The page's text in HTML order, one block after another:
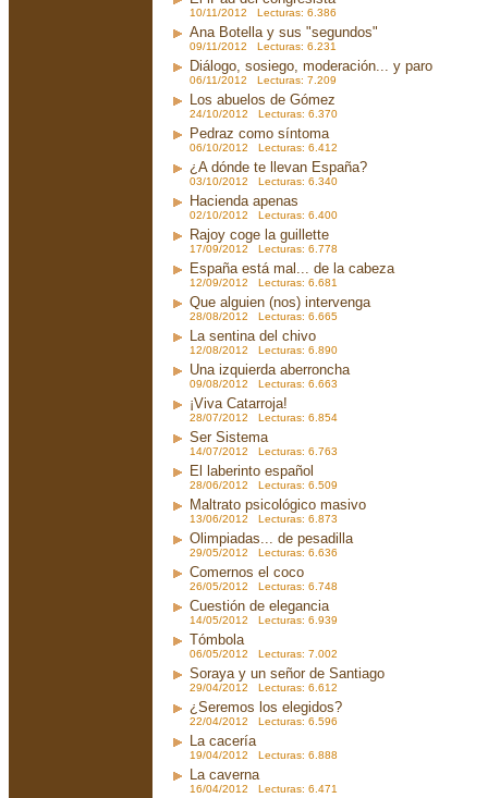
10/11/2012 Lecturas: 6.386
Ana Botella y sus "segundos"
09/11/2012 Lecturas: 6.231
Diálogo, sosiego, moderación... y paro
06/11/2012 Lecturas: 7.209
Los abuelos de Gómez
24/10/2012 Lecturas: 6.370
Pedraz como síntoma
06/10/2012 Lecturas: 6.412
¿A dónde te llevan España?
03/10/2012 Lecturas: 6.340
Hacienda apenas
02/10/2012 Lecturas: 6.400
Rajoy coge la guillette
17/09/2012 Lecturas: 6.778
España está mal... de la cabeza
12/09/2012 Lecturas: 6.681
Que alguien (nos) intervenga
28/08/2012 Lecturas: 6.665
La sentina del chivo
12/08/2012 Lecturas: 6.890
Una izquierda aberroncha
09/08/2012 Lecturas: 6.663
¡Viva Catarroja!
28/07/2012 Lecturas: 6.854
Ser Sistema
14/07/2012 Lecturas: 6.763
El laberinto español
28/06/2012 Lecturas: 6.509
Maltrato psicológico masivo
13/06/2012 Lecturas: 6.873
Olimpiadas... de pesadilla
29/05/2012 Lecturas: 6.636
Comernos el coco
26/05/2012 Lecturas: 6.748
Cuestión de elegancia
14/05/2012 Lecturas: 6.939
Tómbola
06/05/2012 Lecturas: 7.002
Soraya y un señor de Santiago
29/04/2012 Lecturas: 6.612
¿Seremos los elegidos?
22/04/2012 Lecturas: 6.596
La cacería
19/04/2012 Lecturas: 6.888
La caverna
16/04/2012 Lecturas: 6.471